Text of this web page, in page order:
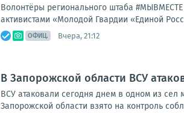
Волонтёры регионального штаба
активистами «Молодой Гвардии «Единой
ОФИЦ. Вчера, 21:12
В Запорожской области ВСУ
ВСУ атаковали сегодня днем в одном из сел
Запорожской области взято на контроль